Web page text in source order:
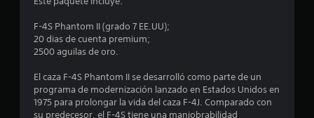
r
F-4S Phantom II (grado 7 EE.UU);
20 dias de cuenta premium;
2500 aguilas de oro.
El caza F-4S Phantom II se desarrolló como parte de un
programa de modernización lanzado en Estados Unidos en
1975 para prolongar la vida del caza F-4J. Comparado con
su predecesor, el F-4S tiene una maniobrabilidad